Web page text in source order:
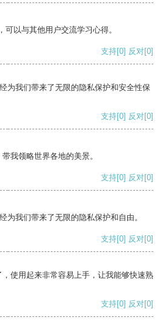
以与其他用户交流学习心得。
支持[0] 反对[0]
为我们带来了无限的隐私保护和安全性保
支持[0] 反对[0]
我领略世界各地的美景。
支持[0] 反对[0]
为我们带来了无限的隐私保护和自由。
支持[0] 反对[0]
使用起来非常容易上手，让我能够快速熟
支持[0] 反对[0]